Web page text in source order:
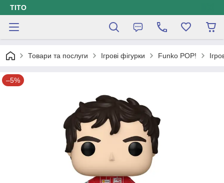
ТІТО
Товари та послуги Ігрові фігурки Funko POP!
–5%